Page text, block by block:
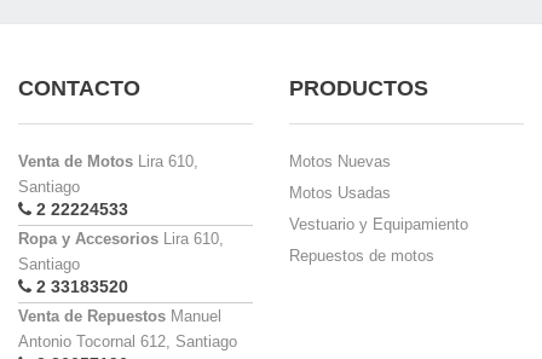
CONTACTO
Venta de Motos Lira 610,
Santiago
2 22224533
Ropa y Accesorios Lira 610,
Santiago
2 33183520
Venta de Repuestos Manuel
Antonio Tocornal 612, Santiago
PRODUCTOS
Motos Nuevas
Motos Usadas
Vestuario y Equipamiento
Repuestos de motos